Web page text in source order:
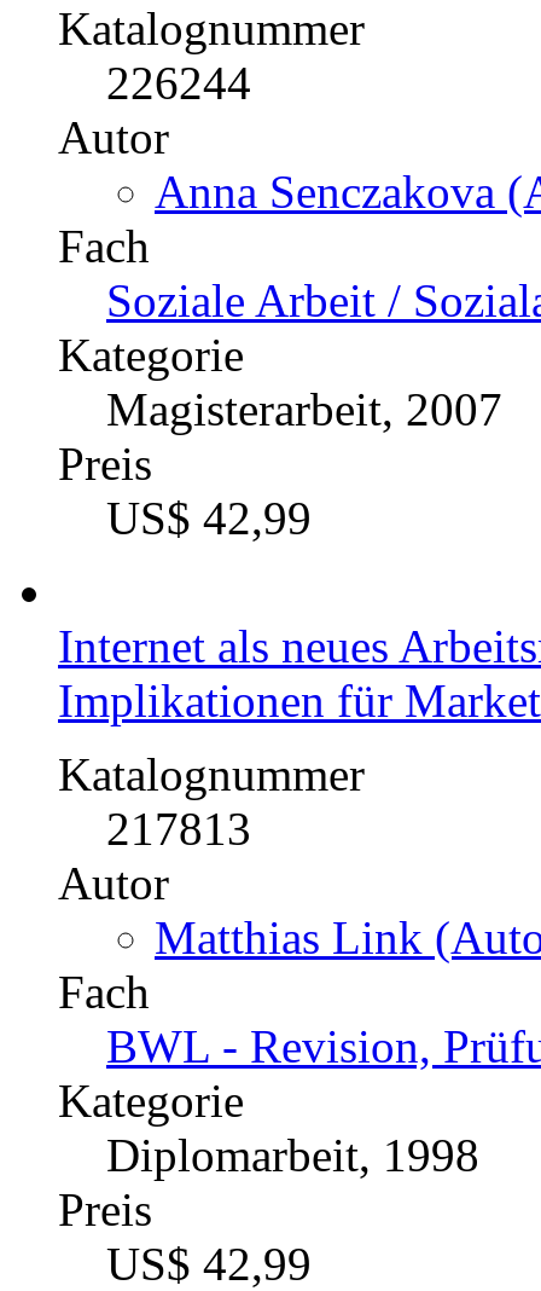
Katalognummer
226244
Autor
Anna Senczakova
Fach
Soziale Arbeit /
Kategorie
Magisterarbeit, 2007
Preis
US$ 42,99
Internet als neues
Implikationen für
Katalognummer
217813
Autor
Matthias Link
Fach
BWL - Revision,
Kategorie
Diplomarbeit, 1998
Preis
US$ 42,99